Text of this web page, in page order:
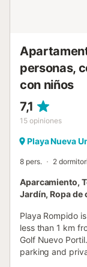
personas,
con niños
7,1
15 opiniones
Playa Nueva
8 pers. 2
Aparcamiento,
Jardín, Ropa de
Playa Rompido
less than 1 km
Golf Nuevo
parking and